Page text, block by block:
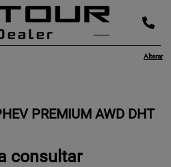
Alterar
PREMIUM AWD DHT
consultar